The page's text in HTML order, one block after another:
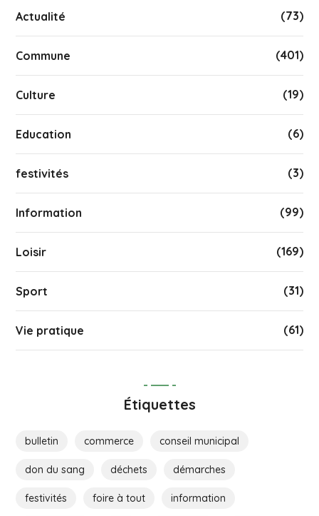
Actualité (73)
Commune (401)
Culture (19)
Education (6)
festivités (3)
Information (99)
Loisir (169)
Sport (31)
Vie pratique (61)
Étiquettes
bulletin commerce conseil municipal
don du sang déchets démarches
festivités foire à tout information